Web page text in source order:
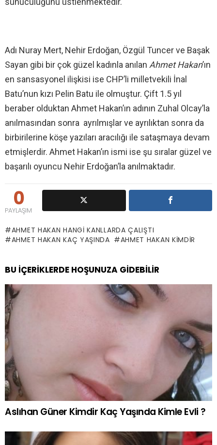
Adı Nuray Mert, Nehir Erdoğan, Özgül Tuncer ve Başak
Sayan gibi bir çok güzel kadınla anılan Ahmet Hakan’ın
en sansasyonel ilişkisi ise CHP’li milletvekili İnal
Batu’nun kızı Pelin Batu ile olmuştur. Çift 1.5 yıl
beraber olduktan Ahmet Hakan’ın adının Zuhal Olcay’la
anılmasından sonra ayrılmışlar ve ayrılıktan sonra da
birbirilerine köşe yazıları aracılığı ile sataşmaya devam
etmişlerdir. Ahmet Hakan’ın ismi ise şu sıralar güzel ve
başarılı oyuncu Nehir Erdoğan’la anılmaktadır.
0
PAYLAŞIM
AHMET HAKAN HANGI KANLLARDA ÇALIŞTI
AHMET HAKAN KAÇ YAŞINDA
AHMET HAKAN KIMDIR
BU İÇERIKLERDE HOŞUNUZA GIDEBILIR
Aslıhan Güner Kimdir Kaç Yaşında Kimle Evli ?